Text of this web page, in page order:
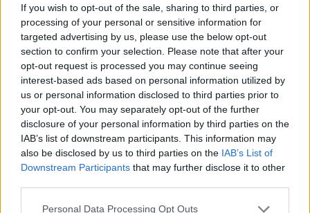
If you wish to opt-out of the sale, sharing to third parties, or
processing of your personal or sensitive information for
targeted advertising by us, please use the below opt-out
section to confirm your selection. Please note that after your
opt-out request is processed you may continue seeing
interest-based ads based on personal information utilized by
us or personal information disclosed to third parties prior to
your opt-out. You may separately opt-out of the further
disclosure of your personal information by third parties on the
IAB’s list of downstream participants. This information may
also be disclosed by us to third parties on the IAB’s List of
Downstream Participants that may further disclose it to other
Personal Data Processing Opt Outs
πραγματικά λειτουργεί στη σύσφιξη
μετά από μεγάλη απώλεια βάρους
Χαλαρό δέρμα μετά την απώλεια βάρους; Τα
κορυφαία μυστικά που βοηθούν στη σύσφιξη,
σύμφωνα με ειδικούς – Τι μπορείτε να κάνετε για
καλύτερα αποτελέσματα.